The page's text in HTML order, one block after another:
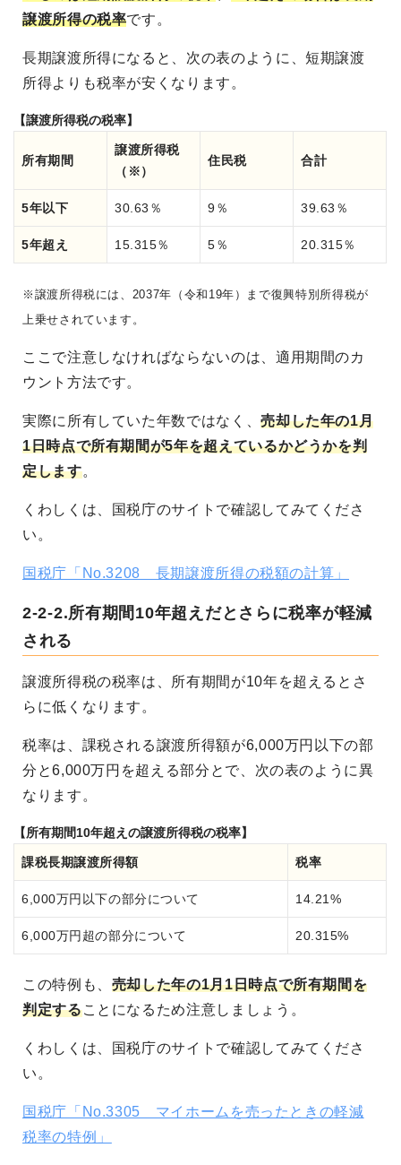
譲渡所得の税率です。
長期譲渡所得になると、次の表のように、短期譲渡
所得よりも税率が安くなります。
【譲渡所得税の税率】
所有期間
譲渡所得税
（※）
住民税 合計
5年以下 30.63％ 9％ 39.63％
5年超え 15.315％ 5％ 20.315％
※譲渡所得税には、2037年（令和19年）まで復興特別所得税が
上乗せされています。
ここで注意しなければならないのは、適用期間のカ
ウント方法です。
実際に所有していた年数ではなく、売却した年の1月
1日時点で所有期間が5年を超えているかどうかを判
定します。
くわしくは、国税庁のサイトで確認してみてくださ
い。
国税庁「No.3208 長期譲渡所得の税額の計算」
2-2-2.所有期間10年超えだとさらに税率が軽減
される
譲渡所得税の税率は、所有期間が10年を超えるとさ
らに低くなります。
税率は、課税される譲渡所得額が6,000万円以下の部
分と6,000万円を超える部分とで、次の表のように異
なります。
【所有期間10年超えの譲渡所得税の税率】
課税長期譲渡所得額 税率
6,000万円以下の部分について 14.21%
6,000万円超の部分について 20.315%
この特例も、 売却した年の1月1日時点で所有期間を
判定することになるため注意しましょう。
くわしくは、国税庁のサイトで確認してみてくださ
い。
国税庁「No.3305 マイホームを売ったときの軽減
税率の特例」